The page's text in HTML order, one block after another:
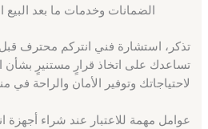
الضمانات وخدمات ما بعد البيع
تذكر، استشارة فني انتركم محترف
تساعدك على اتخاذ قرارٍ مستنيرٍ بشأن
لاحتياجاتك وتوفير الأمان والراحة في
عوامل مهمة للاعتبار عند شراء أجهزة